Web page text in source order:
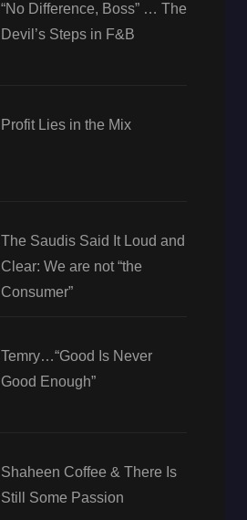
“No Difference, Boss” … The
Devil’s Steps in F&B
Profit Lies in the Mix
The Saudis Said It Loud and
Clear: We are not “the
Consumer”
Temry…“Good Is Never
Good Enough”
Shaheen Coffee & There Is
Still Some Passion